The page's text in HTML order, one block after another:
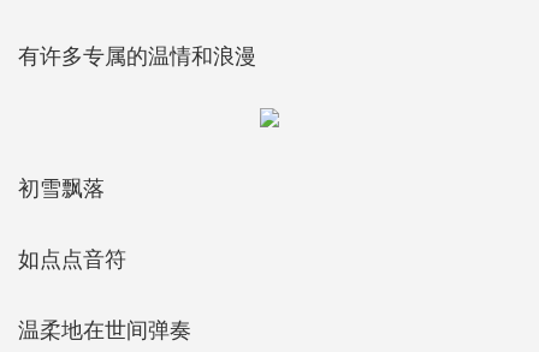
有许多专属的温情和浪漫
初雪飘落
如点点音符
温柔地在世间弹奏